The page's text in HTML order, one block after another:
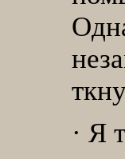
· Я